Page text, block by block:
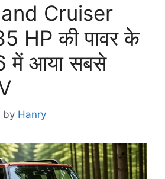
Cruiser
HP की पावर के
में आया सबसे
by Hanry